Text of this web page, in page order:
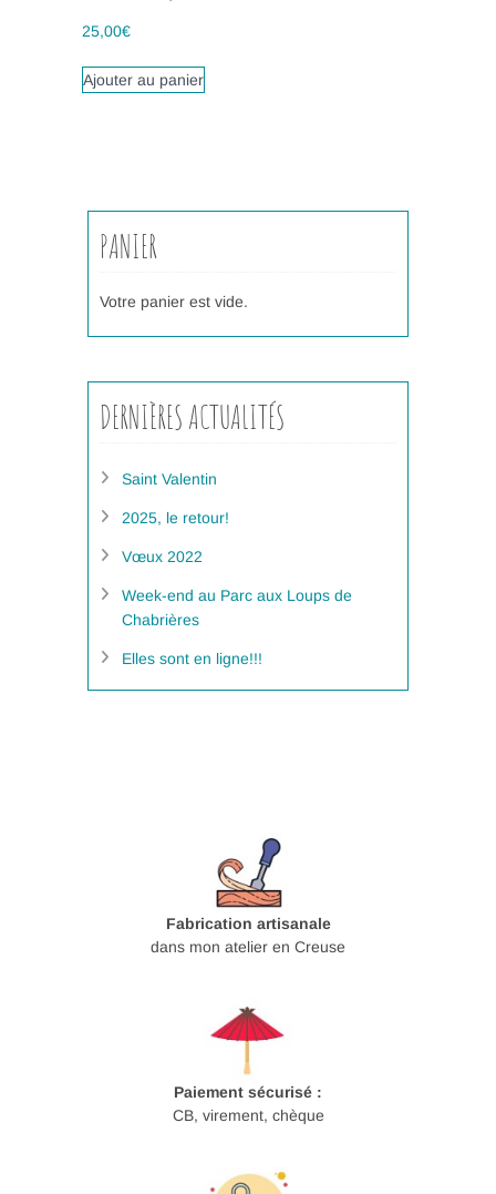
25,00€
Ajouter au panier
PANIER
Votre panier est vide.
DERNIÈRES ACTUALITÉS
Saint Valentin
2025, le retour!
Vœux 2022
Week-end au Parc aux Loups de
Chabrières
Elles sont en ligne!!!
Fabrication artisanale
dans mon atelier en Creuse
Paiement sécurisé :
CB, virement, chèque